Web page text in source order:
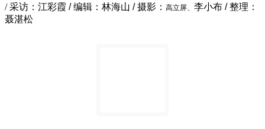
/ 采访：江彩霞 / 编辑：林海山 / 摄影： 高立屏、 李小布 / 整理：
聂湛松